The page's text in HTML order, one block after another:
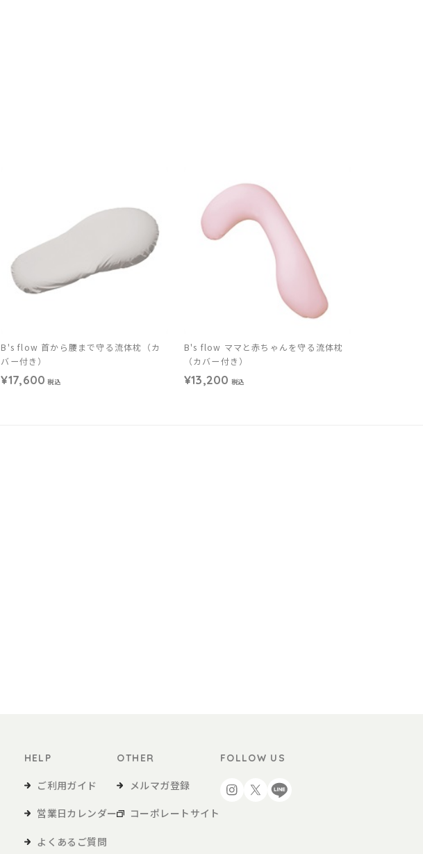
B's flow 首から腰まで守る流体枕（カ
バー付き）
¥17,600 税込
B's flow ママと赤ちゃんを守る流体枕
（カバー付き）
¥13,200 税込
HELP
ご利用ガイド
営業日カレンダー
よくあるご質問
OTHER
メルマガ登録
コーポレートサイト
FOLLOW US